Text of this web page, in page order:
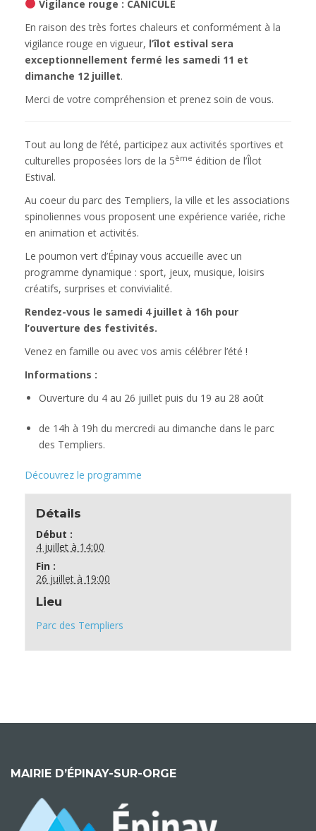
Vigilance rouge : CANICULE
En raison des très fortes chaleurs et conformément à la
vigilance rouge en vigueur, l’îlot estival sera
exceptionnellement fermé les samedi 11 et
dimanche 12 juillet.
Merci de votre compréhension et prenez soin de vous.
Tout au long de l’été, participez aux activités sportives et
culturelles proposées lors de la 5ème édition de l’Îlot
Estival.
Au coeur du parc des Templiers, la ville et les associations
spinoliennes vous proposent une expérience variée, riche
en animation et activités.
Le poumon vert d’Épinay vous accueille avec un
programme dynamique : sport, jeux, musique, loisirs
créatifs, surprises et convivialité.
Rendez-vous le samedi 4 juillet à 16h pour
l’ouverture des festivités.
Venez en famille ou avec vos amis célébrer l’été !
Informations :
Ouverture du 4 au 26 juillet puis du 19 au 28 août
de 14h à 19h du mercredi au dimanche dans le parc
des Templiers.
Découvrez le programme
Détails
Début :
4 juillet à 14:00
Fin :
26 juillet à 19:00
Lieu
Parc des Templiers
MAIRIE D’ÉPINAY-SUR-ORGE